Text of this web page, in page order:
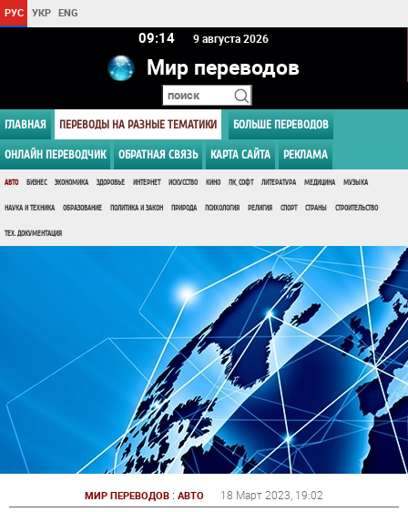
РУС УКР ENG
09 14 9 августа 2026
Мир переводов
ГЛАВНАЯ ПЕРЕВОДЫ НА РАЗНЫЕ ТЕМАТИКИ БОЛЬШЕ ПЕРЕВОДОВ
ОНЛАЙН ПЕРЕВОДЧИК ОБРАТНАЯ СВЯЗЬ КАРТА САЙТА РЕКЛАМА
АВТО БИЗНЕС ЭКОНОМИКА ЗДОРОВЬЕ ИНТЕРНЕТ ИСКУССТВО КИНО ПК, СОФТ ЛИТЕРАТУРА МЕДИЦИНА МУЗЫКА
НАУКА И ТЕХНИКА ОБРАЗОВАНИЕ ПОЛИТИКА И ЗАКОН ПРИРОДА ПСИХОЛОГИЯ РЕЛИГИЯ СПОРТ СТРАНЫ СТРОИТЕЛЬСТВО
ТЕХ. ДОКУМЕНТАЦИЯ
МИР ПЕРЕВОДОВ : АВТО 18 Март 2023 , 19:02